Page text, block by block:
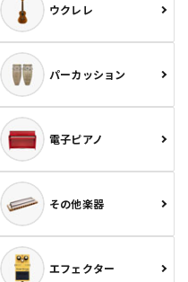
ウクレレ
パーカッション
電子ピアノ
その他楽器
エフェクター